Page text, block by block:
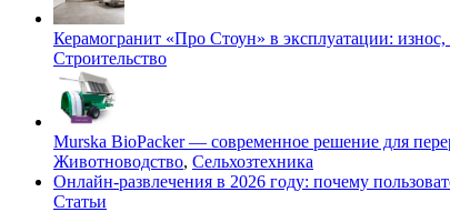
Керамогранит «Про Стоун» в эксплуатации:
Строительство
Murska BioPacker — современное решение для
Животноводство, Сельхозтехника
Онлайн-развлечения в 2026 году: почему
Статьи